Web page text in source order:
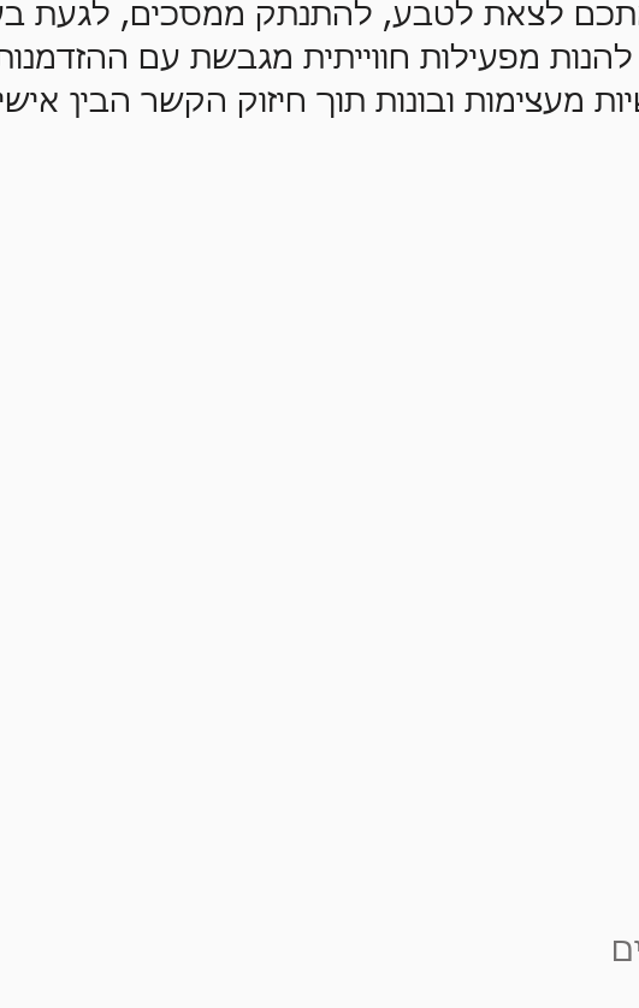
בואו להנות מפעילות חווייתית
התמודדויות אישיות מעצימות
אתכם לצאת לטבע, להתנתק ממסכים, לגעת
מפעילות חווייתית מגבשת עם
מעצימות ובונות תוך חיזוק הקשר הבין